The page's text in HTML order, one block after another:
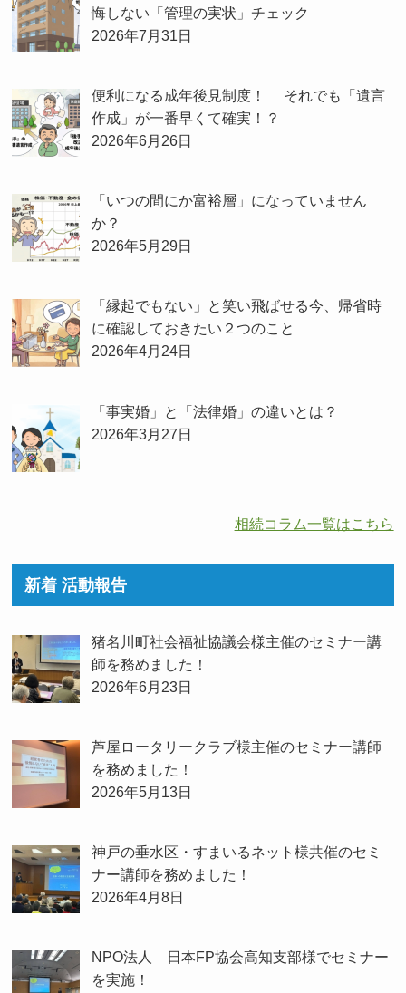
悔しない「管理の実状」チェック
2026年7月31日
便利になる成年後見制度！ それでも「遺言
作成」が一番早くて確実！？
2026年6月26日
「いつの間にか富裕層」になっていません
か？
2026年5月29日
「縁起でもない」と笑い飛ばせる今、帰省時
に確認しておきたい２つのこと
2026年4月24日
「事実婚」と「法律婚」の違いとは？
2026年3月27日
相続コラム一覧はこちら
新着 活動報告
猪名川町社会福祉協議会様主催のセミナー講
師を務めました！
2026年6月23日
芦屋ロータリークラブ様主催のセミナー講師
を務めました！
2026年5月13日
神戸の垂水区・すまいるネット様共催のセミ
ナー講師を務めました！
2026年4月8日
NPO法人 日本FP協会高知支部様でセミナー
を実施！